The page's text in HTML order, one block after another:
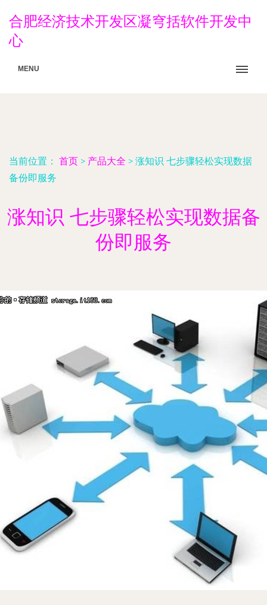
合肥经济技术开发区凝穹括软件开发中
心
MENU
当前位置： 首页 > 产品大全 > 涨知识 七步骤轻松实现数据
备份即服务
涨知识 七步骤轻松实现数据备
份即服务